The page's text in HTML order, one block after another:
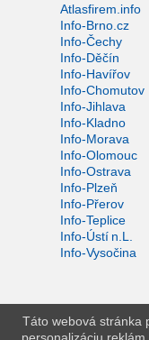
Atlasfirem.info
Info-Brno.cz
Info-Čechy
Info-Děčín
Info-Havířov
Info-Chomutov
Info-Jihlava
Info-Kladno
Info-Morava
Info-Olomouc
Info-Ostrava
Info-Plzeň
Info-Přerov
Info-Teplice
Info-Ústí n.L.
Info-Vysočina
Táto webová stránka